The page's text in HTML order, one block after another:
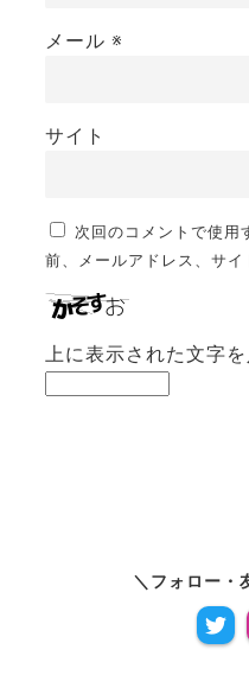
メール※
サイト
次回のコメントで使用
前、メールアドレス、サイ
上に表示された文字
フォロー・